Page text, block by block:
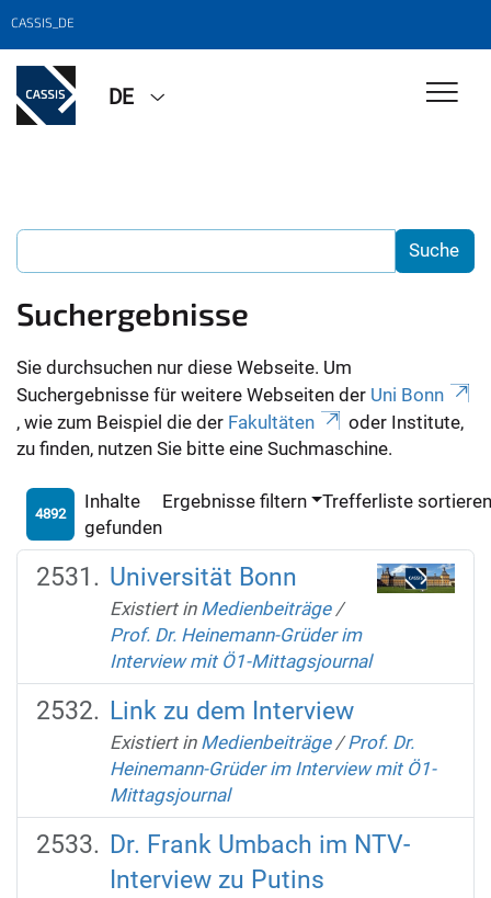
CASSIS_DE
DE
Suchergebnisse
Sie durchsuchen nur diese Webseite. Um
Suchergebnisse für weitere Webseiten der Uni Bonn
, wie zum Beispiel die der Fakultäten
oder Institute,
zu finden, nutzen Sie bitte eine Suchmaschine.
4892
Inhalte
gefunden
Ergebnisse filtern Trefferliste
Universität Bonn
Existiert in Medienbeiträge /
Prof. Dr. Heinemann-Grüder im
Interview mit Ö1-Mittagsjournal
Link zu dem Interview
Existiert in Medienbeiträge /Prof. Dr.
Heinemann-Grüder im Interview mit Ö1-
Mittagsjournal
Dr. Frank Umbach im NTV-
Interview zu Putins